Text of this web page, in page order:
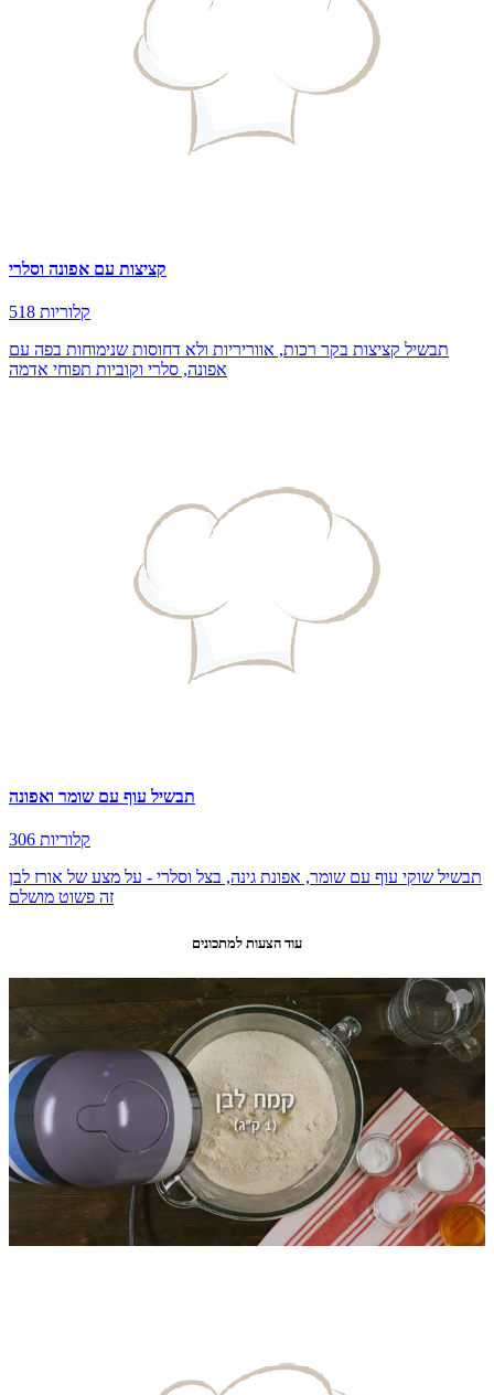
קציצות עם אפונה וסלרי
518 קלוריות
תבשיל קציצות בקר רכות, אווריריות ולא דחוסות שנימוחות בפה עם
אפונה, סלרי וקוביות תפוחי אדמה
תבשיל עוף עם שומר ואפונה
306 קלוריות
תבשיל שוקי עוף עם שומר, אפונת גינה, בצל וסלרי - על מצע של אורז לבן
זה פשוט מושלם
עוד הצעות למתכונים